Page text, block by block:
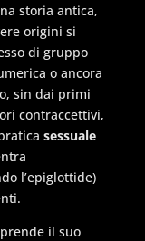
storia antica,
origini si
di gruppo
o ancora
sin dai primi
contraccettivi,
sessuale
l’epiglottide)
il suo